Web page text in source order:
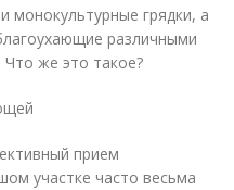
монокультурные грядки, а
различными
же это такое?
прием
участке часто весьма